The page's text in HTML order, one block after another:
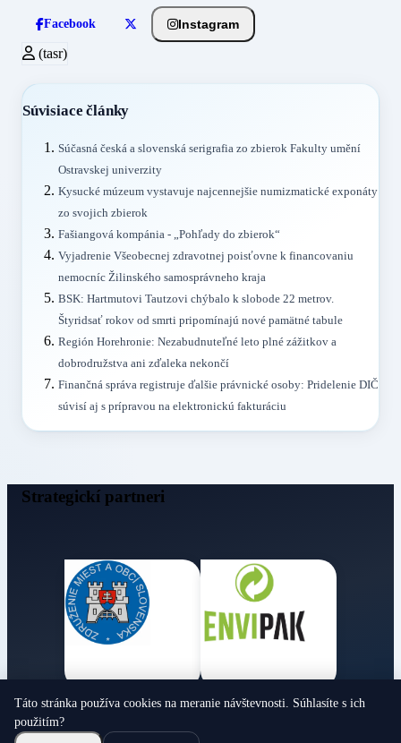
Facebook Instagram
(tasr)
Súvisiace články
Súčasná česká a slovenská serigrafia zo zbierok Fakulty umění
Ostravskej univerzity
Kysucké múzeum vystavuje najcennejšie numizmatické exponáty
zo svojich zbierok
Fašiangová kompánia - „Pohľady do zbierok“
Vyjadrenie Všeobecnej zdravotnej poisťovne k financovaniu
nemocníc Žilinského samosprávneho kraja
BSK: Hartmutovi Tautzovi chýbalo k slobode 22 metrov.
Štyridsať rokov od smrti pripomínajú nové pamätné tabule
Región Horehronie: Nezabudnuteľné leto plné zážitkov a
dobrodružstva ani zďaleka nekončí
Finančná správa registruje ďalšie právnické osoby: Pridelenie DIČ
súvisí aj s prípravou na elektronickú fakturáciu
Strategickí partneri
Obecné noviny
Táto stránka používa cookies na meranie návštevnosti. Súhlasíte s ich
použitím?